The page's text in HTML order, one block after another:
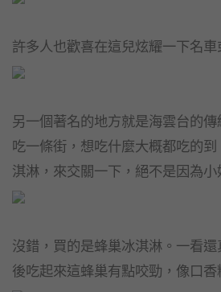
許多人也歡喜在這兒炫耀一下名車
另一個著名的地方就是海雲台的
吃一條街，想吃什麼大概都吃的
淇淋，來交關一下，絕不是因為小
沒錯，買的是蜂巢冰淇淋。一看
後吃起來這蜂巢有點咬勁，像口香